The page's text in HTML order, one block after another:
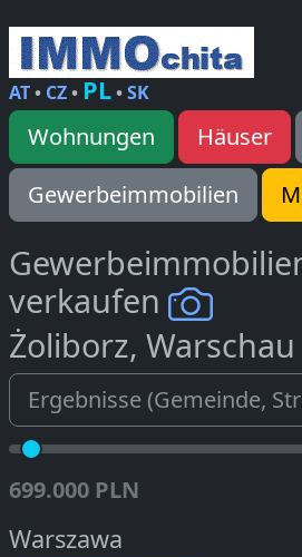
AT• CZ• PL•SK
Wohnungen Häuser
Gewerbeimmobilien
verkaufen
Żoliborz, Warschau
699.000 PLN
Warszawa